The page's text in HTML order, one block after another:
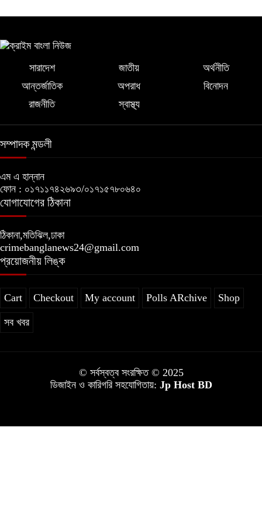
সারাদেশ জাতীয়
অর্থনীতি
আন্তর্জাতিক
অপরাধ
বিনোদন
রাজনীতি
স্বাস্থ্য
সম্পাদক মন্ডলী
এম এ হান্নান
ফোন : ০১৭১১৭৪২৬৯৩/০১৭১৫৭৮০৬৪০
যোগাযোগের ঠিকানা
ঠিকানা,মতিঝিল,ঢাকা
crimebanglanews24@gmail.com
প্রয়োজনীয় লিঙ্ক
Cart Checkout My account Polls ARchive Shop
সব খবর
© সর্বস্বত্ব সংরক্ষিত © 2025
ডিজাইন ও কারিগরি সহযোগিতায়: Jp Host BD